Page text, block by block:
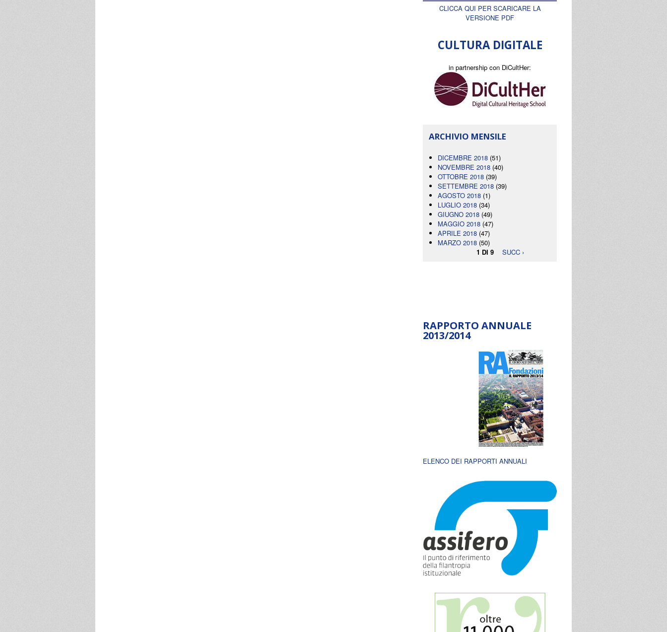
CLICCA QUI PER SCARICARE LA
VERSIONE PDF
CULTURA DIGITALE
in partnership con DiCultHer:
ARCHIVIO MENSILE
DICEMBRE 2018 (51)
NOVEMBRE 2018 (40)
OTTOBRE 2018 (39)
SETTEMBRE 2018 (39)
AGOSTO 2018 (1)
LUGLIO 2018 (34)
GIUGNO 2018 (49)
MAGGIO 2018 (47)
APRILE 2018 (47)
MARZO 2018 (50)
1 DI 9
SUCC ›
RAPPORTO ANNUALE
2013/2014
ELENCO DEI RAPPORTI ANNUALI